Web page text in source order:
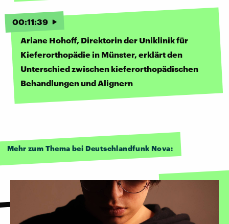
00:11:39
Ariane Hohoff, Direktorin der Uniklinik für
Kieferorthopädie in Münster, erklärt den
Unterschied zwischen kieferorthopädischen
Behandlungen und Alignern
Mehr zum Thema bei Deutschlandfunk Nova: